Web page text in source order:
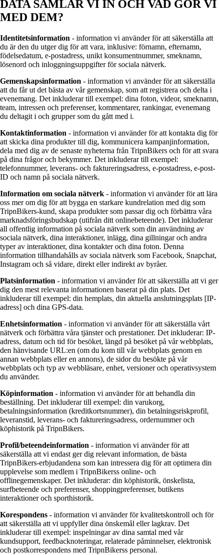
DATA SAMLAR VI IN OCH VAD GÖR VI
MED DEM?
Identitetsinformation - information vi använder för att säkerställa att
du är den du utger dig för att vara, inklusive: förnamn, efternamn,
födelsedatum, e-postadress, unikt konsumentnummer, smeknamn,
lösenord och inloggningsuppgifter för sociala nätverk.
Gemenskapsinformation - information vi använder för att säkerställa
att du får ut det bästa av vår gemenskap, som att registrera och delta i
evenemang. Det inkluderar till exempel: dina foton, videor, smeknamn,
team, intressen och preferenser, kommentarer, rankingar, evenemang
du deltagit i och grupper som du gått med i.
Kontaktinformation - information vi använder för att kontakta dig för
att skicka dina produkter till dig, kommunicera kampanjinformation,
dela med dig av de senaste nyheterna från TripnBikers och för att svara
på dina frågor och bekymmer. Det inkluderar till exempel:
telefonnummer, leverans- och faktureringsadress, e-postadress, e-post-
ID och namn på sociala nätverk.
Information om sociala nätverk - information vi använder för att lära
oss mer om dig för att bygga en starkare kundrelation med dig som
TripnBikers-kund, skapa produkter som passar dig och förbättra våra
marknadsföringsbudskap (utifrån ditt onlinebeteende). Det inkluderar
all offentlig information på sociala nätverk som din användning av
sociala nätverk, dina interaktioner, inlägg, dina gillningar och andra
typer av interaktioner, dina kontakter och dina foton. Denna
information tillhandahålls av sociala nätverk som Facebook, Snapchat,
Instagram och så vidare, direkt eller indirekt av byråer.
Platsinformation - information vi använder för att säkerställa att vi ger
dig den mest relevanta informationen baserat på din plats. Det
inkluderar till exempel: din hemplats, din aktuella anslutningsplats [IP-
adress] och dina GPS-data.
Enhetsinformation - information vi använder för att säkerställa vårt
nätverk och förbättra våra tjänster och prestationer. Det inkluderar: IP-
adress, datum och tid för besöket, längd på besöket på vår webbplats,
den hänvisande URL:en (om du kom till vår webbplats genom en
annan webbplats eller en annons), de sidor du besökte på vår
webbplats och typ av webbläsare, enhet, versioner och operativsystem
du använder.
Köpinformation - information vi använder för att behandla din
beställning. Det inkluderar till exempel: din varukorg,
betalningsinformation (kreditkortsnummer), din betalningsriskprofil,
leveranstid, leverans- och faktureringsadress, ordernummer och
köphistorik på TripnBikers.
Profil/beteendeinformation - information vi använder för att
säkerställa att vi endast ger dig relevant information, de bästa
TripnBikers-erbjudandena som kan intressera dig för att optimera din
upplevelse som medlem i TripnBikerss online- och
offlinegemenskaper. Det inkluderar: din köphistorik, önskelista,
surfbeteende och preferenser, shoppingpreferenser, butikens
interaktioner och sporthistorik.
Korespondens - information vi använder för kvalitetskontroll och för
att säkerställa att vi uppfyller dina önskemål eller lagkrav. Det
inkluderar till exempel: inspelningar av dina samtal med vår
kundsupport, feedbacknoteringar, relaterade påminnelser, elektronisk
och postkorrespondens med TripnBikerss personal.